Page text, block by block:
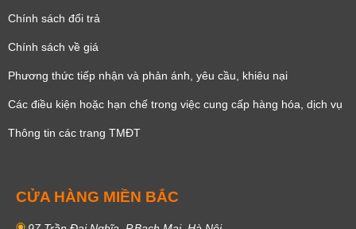
Chính sách đổi trả
Chính sách về giá
Phương thức tiếp nhận và phản ánh, yêu cầu, khiêu nại
Các điều kiện hoặc hạn chế trong việc cung cấp hàng hóa, dịch vụ
Thông tin các trang TMĐT
CỬA HÀNG MIỀN BẮC